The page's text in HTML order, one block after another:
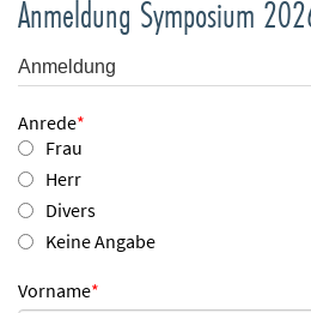
Anmeldung Symposium
Anmeldung
Anrede*
Frau
Herr
Divers
Keine Angabe
Vorname*